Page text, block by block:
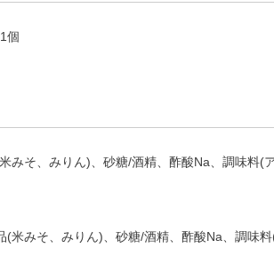
個
みそ、みりん)、砂糖/酒精、酢酸Na、調味料(
米みそ、みりん)、砂糖/酒精、酢酸Na、調味